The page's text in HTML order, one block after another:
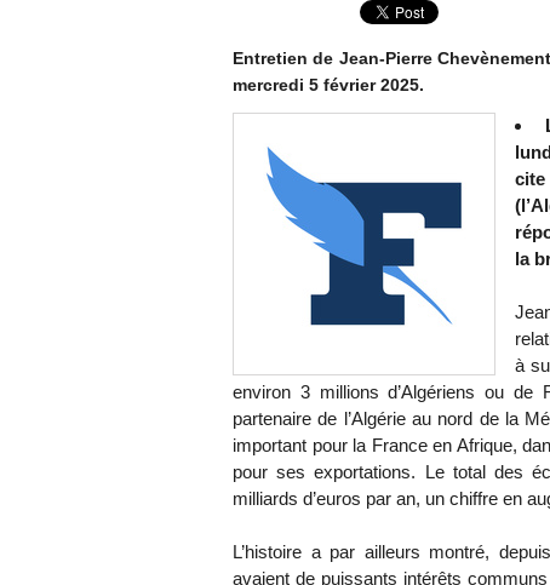
Entretien de Jean-Pierre
mercredi 5 février 2025.
la
à
environ 3 millions d’Algériens ou de
partenaire de l’Algérie au nord de la
important pour la France en Afrique,
pour ses exportations. Le total des
milliards d’euros par an, un chiffre en
L’histoire a par ailleurs montré,
avaient de puissants intérêts